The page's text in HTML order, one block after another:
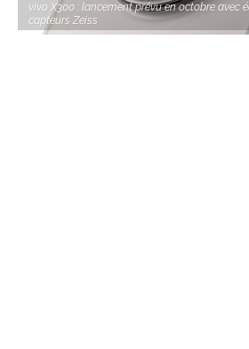
vivo X300 : lancement prévu en octobre avec
capteurs Zeiss